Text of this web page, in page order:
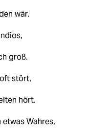
wär.
groß.
stört,
hört.
Wahres,